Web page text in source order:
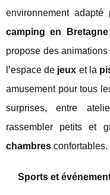
environnement
camping en Bretagne
propose des
l’espace de jeux et la
amusement pour tous
surprises, entre
rassembler petits et
chambres confortables.
Sports et